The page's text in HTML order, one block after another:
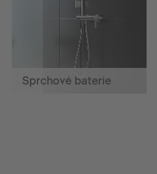
Sprchové baterie